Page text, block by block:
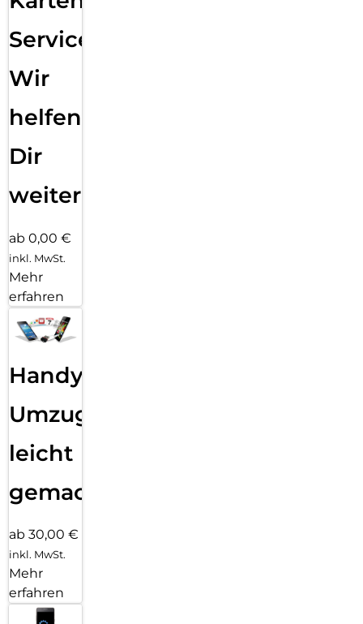
Service:
Wir
helfen
Dir
weiter
ab 0,00 €
inkl. MwSt.
Mehr
erfahren
Handy
Umzug
leicht
gemacht!
ab 30,00 €
inkl. MwSt.
Mehr
erfahren